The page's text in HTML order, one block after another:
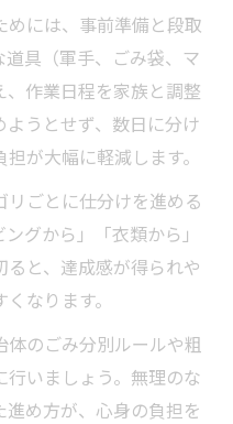
きる遺品整理の方法
理の安心ポイント
するコツを紹介
進め方と注意点
遺品整理の方法
心のケアも
意識した進め方
る遺品整理の秘訣
を和らげる工夫
整理の進行術
には、事前準備と段取
具（軍手、ごみ袋、マ
作業日程を家族と調整
うとせず、数日に分け
が大幅に軽減します。
ごとに仕分けを進める
グから」「衣類から」
と、達成感が得られや
なります。
のごみ分別ルールや粗
いましょう。無理のな
め方が、心身の負担を